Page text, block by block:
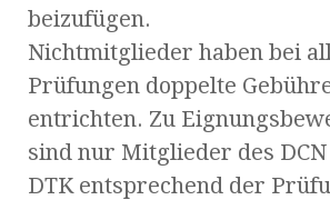
beizufügen.
Nichtmitglieder haben bei
Prüfungen doppelte
entrichten. Zu
sind nur Mitglieder des DCN
DTK entsprechend der